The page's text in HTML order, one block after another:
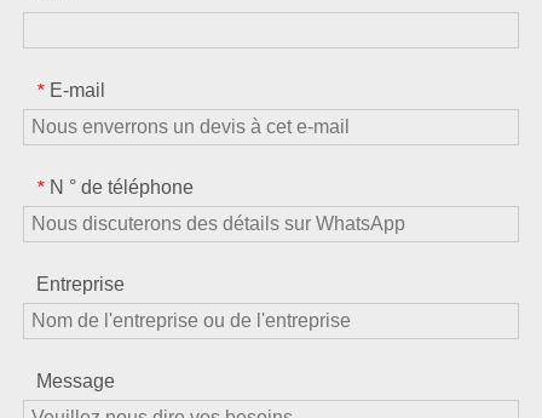
* E-mail
* N ° de téléphone
Entreprise
Message